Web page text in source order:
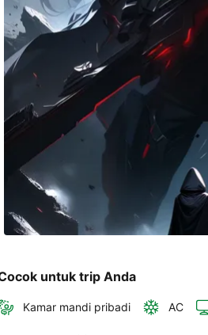
akan
disertakan
dalam
konfirmasi
pemesanan
akun
Anda.
untuk trip Anda
Kamar mandi pribadi AC